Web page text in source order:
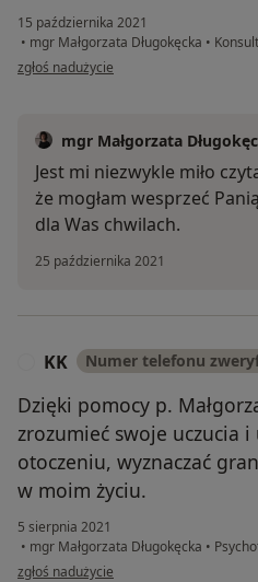
15 października 2021
• mgr Małgorzata Długokęcka •
w opinii użytkownika E.
zgłoś nadużycie
mgr Małgorzata
Jest mi niezwykle miło
że mogłam wesprzeć
dla Was chwilach.
25 października 2021
KK Numer telefonu
Dzięki pomocy p.
zrozumieć swoje uczucia
otoczeniu, wyznaczać
w moim życiu.
5 sierpnia 2021
• mgr Małgorzata Długokęcka •
w opinii użytkownika KK
zgłoś nadużycie